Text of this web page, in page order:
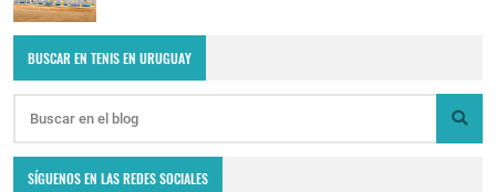
BUSCAR EN TENIS EN URUGUAY
SÍGUENOS EN LAS REDES SOCIALES